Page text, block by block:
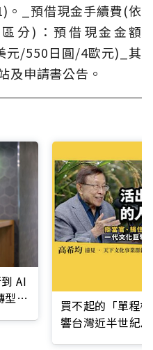
。_預借現金手續費(依
分)：預借現金金額
元/550日圓/4歐元)_其
及申請書公告。
AI
型最
買不起的「單程
響台灣近半世紀